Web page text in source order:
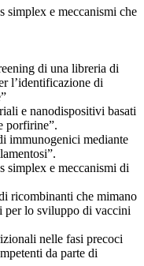
simplex e meccanismi che
di una libreria di
l’identificazione di
e nanodispositivi basati
porfirine”.
immunogenici mediante
simplex e meccanismi di
ricombinanti che mimano
per lo sviluppo di vaccini
nelle fasi precoci
da parte di